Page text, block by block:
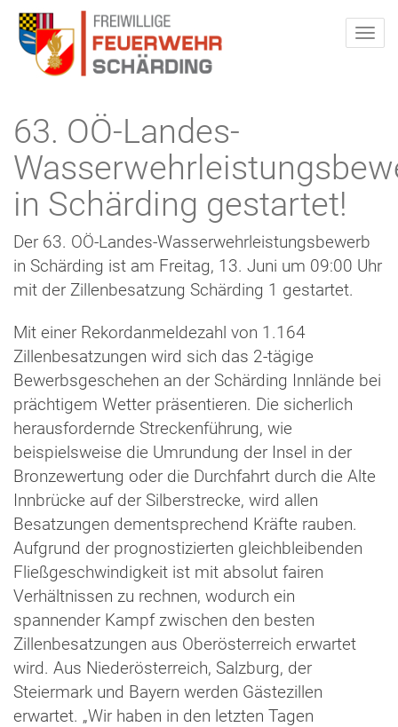
63. OÖ-Landes-
in Schärding gestartet!
Der 63. OÖ-Landes-Wasserwehrleistungsbewerb
in Schärding ist am Freitag, 13. Juni um 09:00 Uhr
mit der Zillenbesatzung Schärding 1 gestartet.
Mit einer Rekordanmeldezahl von 1.164
Zillenbesatzungen wird sich das 2-tägige
Bewerbsgeschehen an der Schärding Innlände bei
prächtigem Wetter präsentieren. Die sicherlich
herausfordernde Streckenführung, wie
beispielsweise die Umrundung der Insel in der
Bronzewertung oder die Durchfahrt durch die Alte
Innbrücke auf der Silberstrecke, wird allen
Besatzungen dementsprechend Kräfte rauben.
Aufgrund der prognostizierten gleichbleibenden
Fließgeschwindigkeit ist mit absolut fairen
Verhältnissen zu rechnen, wodurch ein
spannender Kampf zwischen den besten
Zillenbesatzungen aus Oberösterreich erwartet
wird. Aus Niederösterreich, Salzburg, der
Steiermark und Bayern werden Gästezillen
erwartet. „Wir haben in den letzten Tagen